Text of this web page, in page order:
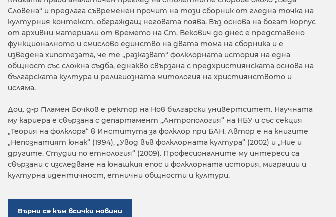
Словена“ и предлага съвременен прочит на този сборник от гледна точка на
културния контекст, обграждащ неговата поява. Въз основа на богат корпус
от архивни материали от времето на Ст. Векович до днес е представено
функционалното и смислово единство на двата тома на сборника и е
изведена хипотезата, че те „разказват“ фолклорната история на една
общност със сложна съдба, еднакво свързана с предхристиянската основа на
българската култура и религиозната митология на християнството и
исляма.
Доц. д-р Пламен Бочков е ректор на Нов български универтситет. Научната
му кариера е свързана с департамент „Антропология“ на НБУ и със секция
„Теория на фолклора“ в Института за фолклор при БАН. Автор е на книгите
„Непознатият юнак“ (1994), „Увод във фолклорната култура“ (2002) и „Ние и
другите. Студии по етнология“ (2009). Професионалните му интереси са
свързани с изследване на юнашкия епос и фолклорната история, миграции и
културна идентичност, етнични общности и култури.
Върни се към всички новини